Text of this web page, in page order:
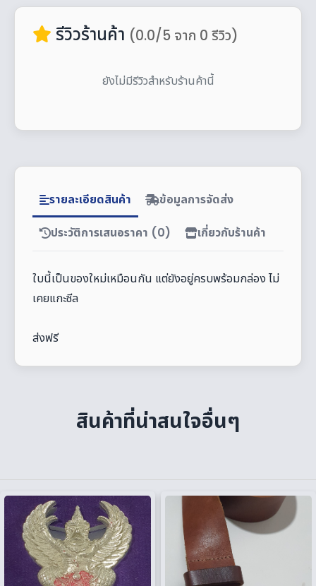
รีวิวร้านค้า (0.0/5 จาก 0 รีวิว)
ยังไม่มีรีวิวสำหรับร้านค้านี้
รายละเอียดสินค้า ข้อมูลการจัดส่ง
ประวัติการเสนอราคา (0) เกี่ยวกับร้านค้า
ใบนี้เป็นของใหม่เหมือนกัน แต่ยังอยู่ครบพร้อมกล่อง ไม่
เคยแกะซีล
ส่งฟรี
สินค้าที่น่าสนใจอื่นๆ